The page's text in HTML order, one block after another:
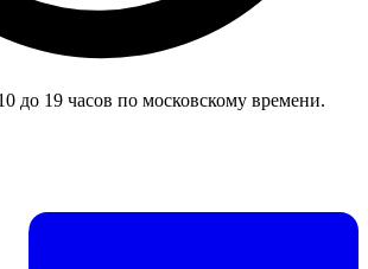
до 19 часов по московскому времени.